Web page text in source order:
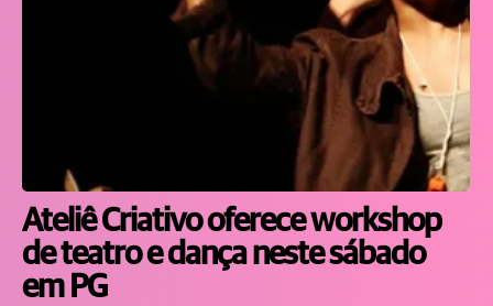
Ateliê Criativo oferece workshop
de teatro e dança neste sábado
em PG